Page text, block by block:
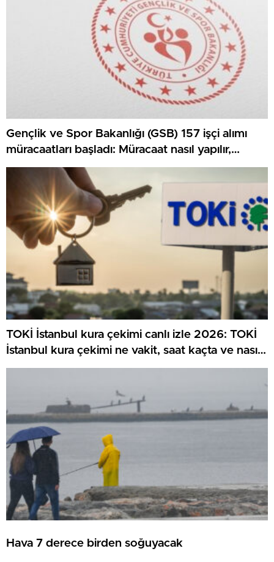
Gençlik ve Spor Bakanlığı (GSB) 157 işçi alımı
müracaatları başladı: Müracaat nasıl yapılır,
kurallar neler?
TOKİ İstanbul kura çekimi canlı izle 2026: TOKİ
İstanbul kura çekimi ne vakit, saat kaçta ve nasıl
canlı izlenir?
Hava 7 derece birden soğuyacak